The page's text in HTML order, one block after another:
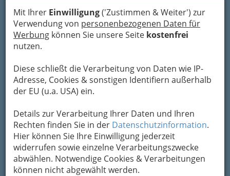
Mit Ihrer Einwilligung('Zustimmen & Weiter') zur
Verwendung von personenbezogenen Daten für
Werbung können Sie unsere Seite kostenfrei
nutzen.
Diese schließt die Verarbeitung von Daten wie IP-
Adresse, Cookies & sonstigen Identifiern außerhalb
der EU (u.a. USA) ein.
Details zur Verarbeitung Ihrer Daten und Ihren
Rechten finden Sie in der Datenschutzinformation.
Hier können Sie Ihre Einwilligung jederzeit
widerrufen sowie einzelne Verarbeitungszwecke
abwählen. Notwendige Cookies & Verarbeitungen
können nicht abgewählt werden.
13 Punkte bei Gault-Millau - 1 Haube
84 Falstaff-Punkte – 1 Gabel Kategorie: Klassisch/
Traditionell
Karte
Adresse mit Google Maps anschauen
Kontaktaufnahme
Um die Info-Graz Firmenvor Spam-Mails zu
bewahren , verwenden wir an dieser Stelle zur
Übermittlung Ihrer Nachricht ein sicheres